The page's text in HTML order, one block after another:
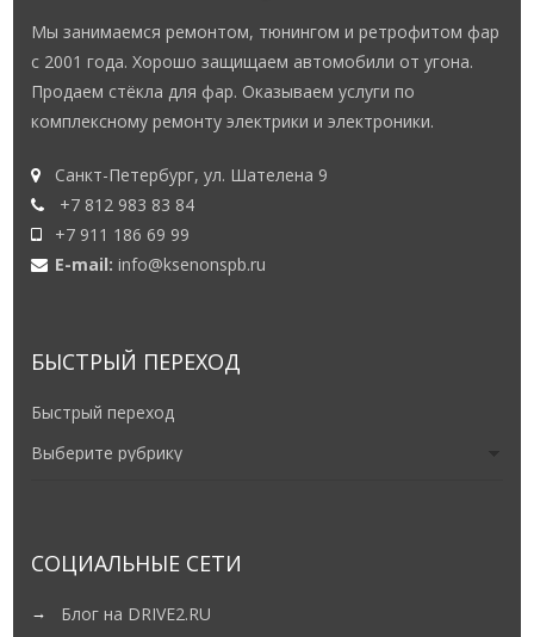
Мы занимаемся ремонтом, тюнингом и ретрофитом фар
с 2001 года. Хорошо защищаем автомобили от угона.
Продаем стёкла для фар. Оказываем услуги по
комплексному ремонту электрики и электроники.
Санкт-Петербург, ул. Шателена 9
+7 812 983 83 84
+7 911 186 69 99
E-mail:info@ksenonspb.ru
БЫСТРЫЙ ПЕРЕХОД
Быстрый переход
СОЦИАЛЬНЫЕ СЕТИ
Блог на DRIVE2.RU